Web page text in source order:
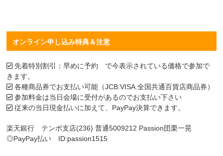
オンライン申し込み特典＆注意
先着特別割引：早めに予約 で今表示されている価格で参加で
きます。
各種商品券でお支払い可能（JCB.VISA.全国共通百貨店商品券）
参加料金は当日会場に受付があるのでお支払い下さい
従来の当日現金払いに加えて、PayPay決算できます。
楽天銀行 テンポ支店(236) 普通5009212 Passion団栗一晃
◎PayPay払い ID:passion1515